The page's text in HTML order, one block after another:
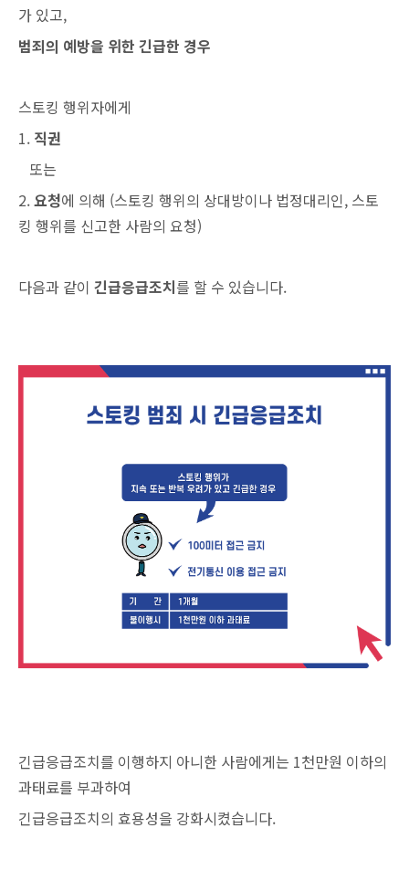
가 있고,
범죄의 예방을 위한 긴급한 경우
스토킹 행위자에게
1. 직권
또는
2.요청에 의해 (스토킹 행위의 상대방이나 법정대리인, 스토
킹 행위를 신고한 사람의 요청)
다음과 같이 긴급응급조치를 할 수 있습니다.
긴급응급조치를 이행하지 아니한 사람에게는 1천만원 이하의
과태료를 부과하여
긴급응급조치의 효용성을 강화시켰습니다.